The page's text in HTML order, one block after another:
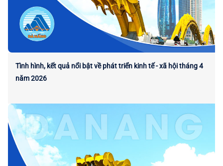
Tình hình, kết quả nổi bật về phát triển kinh tế - xã hội tháng 4
năm 2026